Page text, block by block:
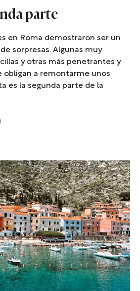
parte
en Roma demostraron ser un
sorpresas. Algunas muy
y otras más penetrantes y
obligan a remontarme unos
es la segunda parte de la